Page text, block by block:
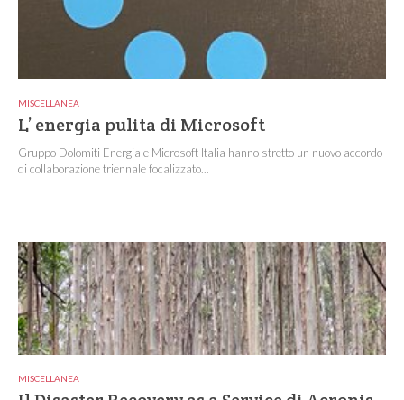
MISCELLANEA
L’ energia pulita di Microsoft
Gruppo Dolomiti Energia e Microsoft Italia hanno stretto un nuovo accordo
di collaborazione triennale focalizzato...
MISCELLANEA